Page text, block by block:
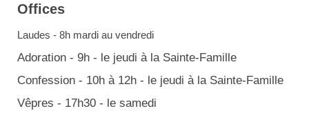
Offices
Laudes - 8h mardi au vendredi
Adoration - 9h - le jeudi à la Sainte-Famille
Confession - 10h à 12h - le jeudi à la Sainte-Famille
Vêpres - 17h30 - le samedi